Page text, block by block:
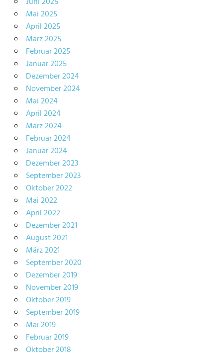
Mai 2025
April 2025
März 2025
Februar 2025
Januar 2025
Dezember 2024
November 2024
Mai 2024
April 2024
März 2024
Februar 2024
Januar 2024
Dezember 2023
September 2023
Oktober 2022
Mai 2022
April 2022
Dezember 2021
August 2021
März 2021
September 2020
Dezember 2019
November 2019
Oktober 2019
September 2019
Mai 2019
Februar 2019
Oktober 2018